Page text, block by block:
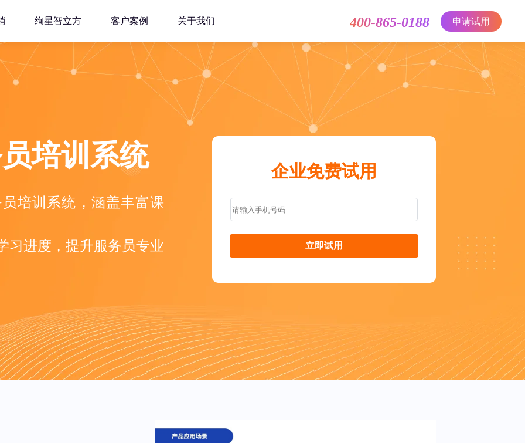
绚星智立方 客户案例 关于我们 400-865-0188 申请试用
培训系统
培训系统，涵盖丰富课
习进度，提升服务员专业
企业免费试用
立即试用